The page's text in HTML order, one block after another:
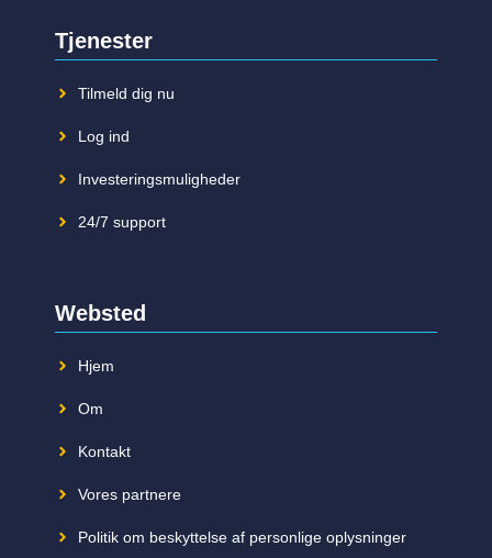
Tjenester
Tilmeld dig nu
Log ind
Investeringsmuligheder
24/7 support
Websted
Hjem
Om
Kontakt
Vores partnere
Politik om beskyttelse af personlige oplysninger